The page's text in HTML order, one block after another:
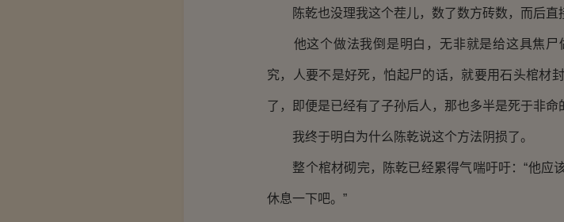
陈乾也没理我这个茬儿，数了数方砖数，而后直
他这个做法我倒是明白，无非就是给这具焦尸
究，人要不是好死，怕起尸的话，就要用石头棺材
了，即便是已经有了子孙后人，那也多半是死于非命
我终于明白为什么陈乾说这个方法阴损了。
整个棺材砌完，陈乾已经累得气喘吁吁：“他应
休息一下吧。”